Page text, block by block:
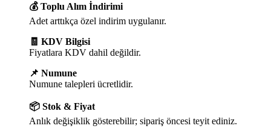
💰 Toplu Alım İndirimi
Adet arttıkça özel indirim uygulanır.
🧾 KDV Bilgisi
Fiyatlara KDV dahil değildir.
📌 Numune
Numune talepleri ücretlidir.
📦 Stok & Fiyat
Anlık değişiklik gösterebilir; sipariş öncesi teyit ediniz.